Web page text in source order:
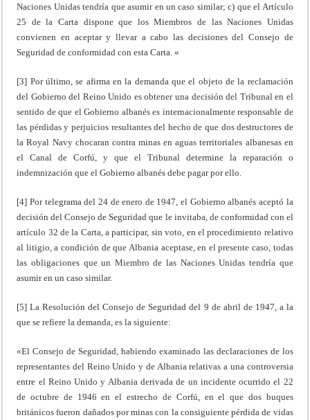
Naciones Unidas tendría que asumir en un caso similar; c) que el Artículo
25 de la Carta dispone que los Miembros de las Naciones Unidas
convienen en aceptar y llevar a cabo las decisiones del Consejo de
Seguridad de conformidad con esta Carta. «
[3] Por último, se afirma en la demanda que el objeto de la reclamación
del Gobierno del Reino Unido es obtener una decisión del Tribunal en el
sentido de que el Gobierno albanés es internacionalmente responsable de
las pérdidas y perjuicios resultantes del hecho de que dos destructores de
la Royal Navy chocaran contra minas en aguas territoriales albanesas en
el Canal de Corfú, y que el Tribunal determine la reparación o
indemnización que el Gobierno albanés debe pagar por ello.
[4] Por telegrama del 24 de enero de 1947, el Gobierno albanés aceptó la
decisión del Consejo de Seguridad que le invitaba, de conformidad con el
artículo 32 de la Carta, a participar, sin voto, en el procedimiento relativo
al litigio, a condición de que Albania aceptase, en el presente caso, todas
las obligaciones que un Miembro de las Naciones Unidas tendría que
asumir en un caso similar.
[5] La Resolución del Consejo de Seguridad del 9 de abril de 1947, a la
que se refiere la demanda, es la siguiente:
«El Consejo de Seguridad, habiendo examinado las declaraciones de los
representantes del Reino Unido y de Albania relativas a una controversia
entre el Reino Unido y Albania derivada de un incidente ocurrido el 22
de octubre de 1946 en el estrecho de Corfú, en el que dos buques
británicos fueron dañados por minas con la consiguiente pérdida de vidas